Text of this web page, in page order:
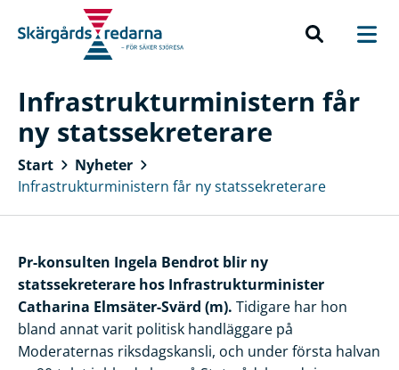
Infrastrukturministern får
ny statssekreterare
Start
Nyheter
Infrastrukturministern får ny statssekreterare
Pr-konsulten Ingela Bendrot blir ny
statssekreterare hos Infrastrukturminister
Catharina Elmsäter-Svärd (m). Tidigare har hon
bland annat varit politisk handläggare på
Moderaternas riksdagskansli, och under första halvan